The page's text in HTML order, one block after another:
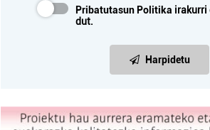
Pribatutasun Politika irakurri
dut.
Harpidetu